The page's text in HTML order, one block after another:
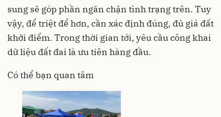
sung sẽ góp phần ngăn chặn tình trạng trên. Tuy
vậy, để triệt để hơn, cần xác định đúng, đủ giá đất
khởi điểm. Trong thời gian tới, yêu cầu công khai
dữ liệu đất đai là ưu tiên hàng đầu.
Có thể bạn quan tâm